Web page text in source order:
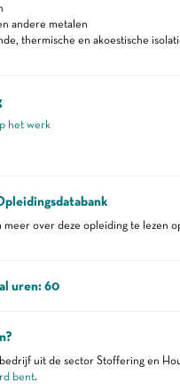
andere metalen
thermische en akoestische
het werk
over deze opleiding te lezen
uren: 60
uit de sector Stoffering en
bent.